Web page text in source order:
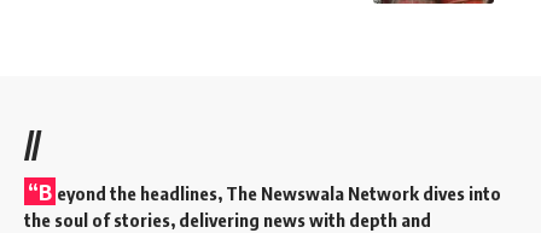
//
“B eyond the headlines, The Newswala Network dives into
the soul of stories, delivering news with depth and